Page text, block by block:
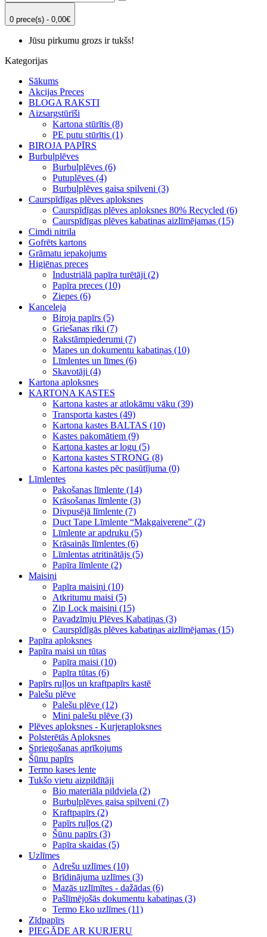
0 prece(s) - 0,00€
Jūsu pirkumu grozs ir tukšs!
Kategorijas
Sākums
Akcijas Preces
BLOGA RAKSTI
Aizsargstūrīši
Kartona stūrītis (8)
PE putu stūrītis (1)
BIROJA PAPĪRS
Burbuļplēves
Burbuļplēves (6)
Putuplēves (4)
Burbuļplēves gaisa spilveni (3)
Caurspīdīgas plēves aploksnes
Caurspīdīgas plēves aploksnes 80% Recycled (6)
Caurspīdīgas plēves kabatiņas aizlīmējamas (15)
Cimdi nitrila
Gofrēts kartons
Grāmatu iepakojums
Higiēnas preces
Industriālā papīra turētāji (2)
Papīra preces (10)
Ziepes (6)
Kanceleja
Biroja papīrs (5)
Griešanas rīki (7)
Rakstāmpiederumi (7)
Mapes un dokumentu kabatiņas (10)
Līmlentes un līmes (6)
Skavotāji (4)
Kartona aploksnes
KARTONA KASTES
Kartona kastes ar atlokāmu vāku (39)
Transporta kastes (49)
Kartona kastes BALTAS (10)
Kastes pakomātiem (9)
Kartona kastes ar logu (5)
Kartona kastes STRONG (8)
Kartona kastes pēc pasūtījuma (0)
Līmlentes
Pakošanas līmlente (14)
Krāsošanas līmlente (3)
Divpusējā līmlente (7)
Duct Tape Līmlente “Makgaiverene” (2)
Līmlente ar apdruku (5)
Krāsainās līmlentes (6)
Līmlentas atritinātājs (5)
Papīra līmlente (2)
Maisiņi
Papīra maisiņi (10)
Atkritumu maisi (5)
Zip Lock maisiņi (15)
Pavadzīmju Plēves Kabatiņas (3)
Caurspīdīgās plēves kabatiņas aizlīmējamas (15)
Papīra aploksnes
Papīra maisi un tūtas
Papīra maisi (10)
Papīra tūtas (6)
Papīrs ruļļos un kraftpapīrs kastē
Palešu plēve
Palešu plēve (12)
Mini palešu plēve (3)
Plēves aploksnes - Kurjeraploksnes
Polsterētās Aploksnes
Spriegošanas aprīkojums
Šūnu papīrs
Termo kases lente
Tukšo vietu aizpildītāji
Bio materiāla pildviela (2)
Burbuļplēves gaisa spilveni (7)
Kraftpapīrs (2)
Papīrs ruļļos (2)
Šūnu papīrs (3)
Papīra skaidas (5)
Uzlīmes
Adrešu uzlīmes (10)
Brīdinājuma uzlīmes (3)
Mazās uzlīmītes - dažādas (6)
Pašlīmējošās dokumentu kabatiņas (3)
Termo Eko uzlīmes (11)
Zīdpapīrs
PIEGĀDE AR KURJERU